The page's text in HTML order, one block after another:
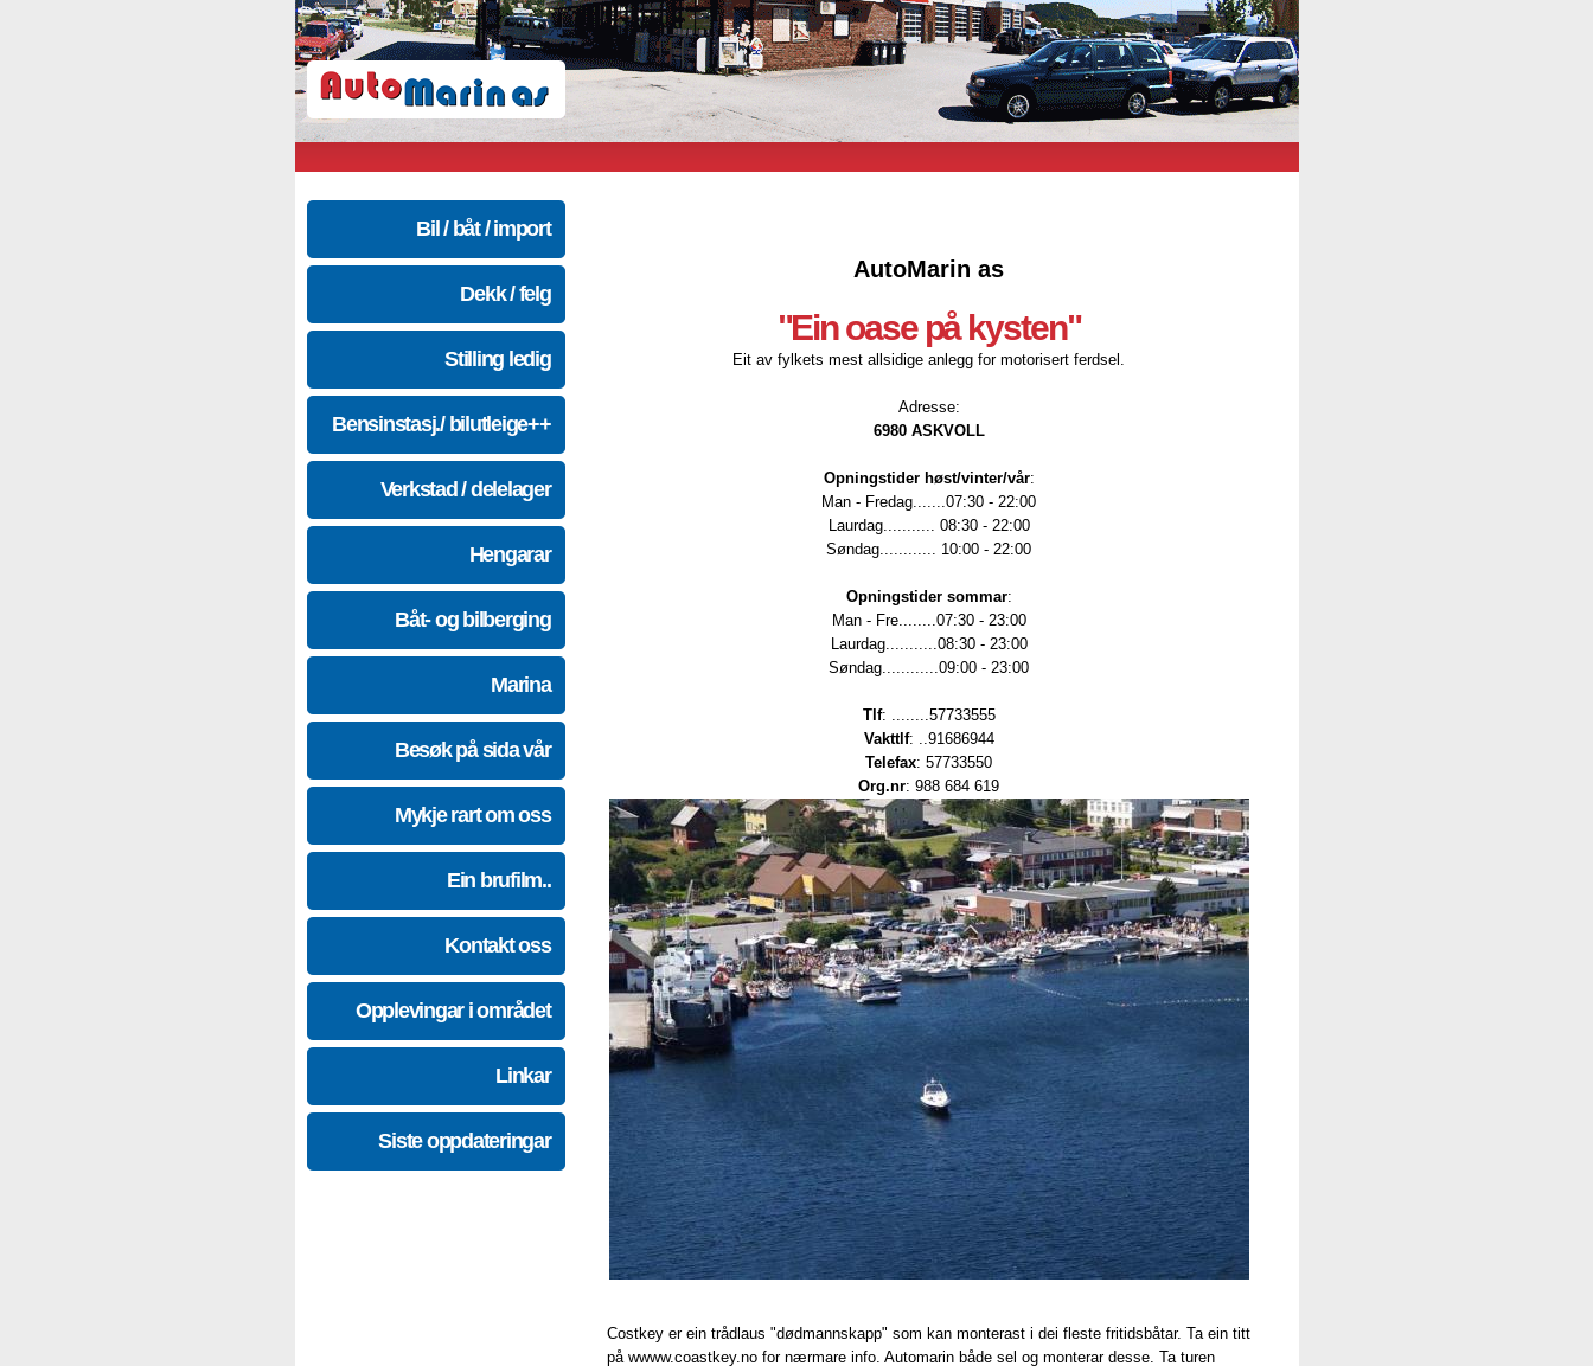
Bil / båt / import
Dekk / felg
Stilling ledig
Bensinstasj./ bilutleige++
Verkstad / delelager
Hengarar
Båt- og bilberging
Marina
Besøk på sida vår
Mykje rart om oss
Ein brufilm..
Kontakt oss
Opplevingar i området
Linkar
Siste oppdateringar
AutoMarin as
"Ein oase på kysten"
Eit av fylkets mest allsidige anlegg for motorisert ferdsel.
Adresse:
6980 ASKVOLL
Opningstider høst/vinter/vår:
Man - Fredag.......07:30 - 22:00
Laurdag........... 08:30 - 22:00
Søndag............ 10:00 - 22:00
Opningstider sommar:
Man - Fre........07:30 - 23:00
Laurdag...........08:30 - 23:00
Søndag............09:00 - 23:00
Tlf: ........57733555
Vakttlf: ..91686944
Telefax: 57733550
Org.nr: 988 684 619
Costkey er ein trådlaus "dødmannskapp" som kan monterast i dei fleste fritidsbåtar. Ta ein titt
på wwww.coastkey.no for nærmare info. Automarin både sel og monterar desse. Ta turen